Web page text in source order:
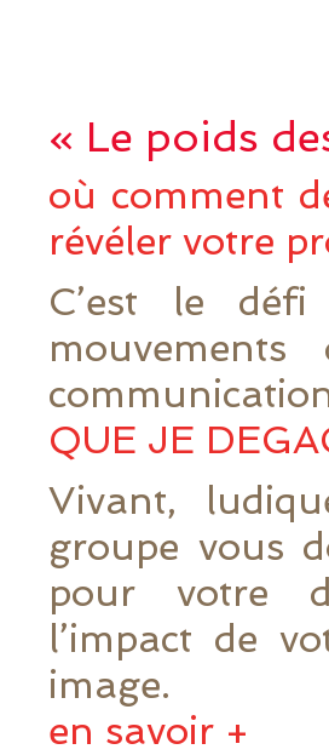
« Le poids
où comment
révéler votre
C’est le
QUE JE
Vivant,
groupe vous
pour votre
l’impact de
image.
en savoir +